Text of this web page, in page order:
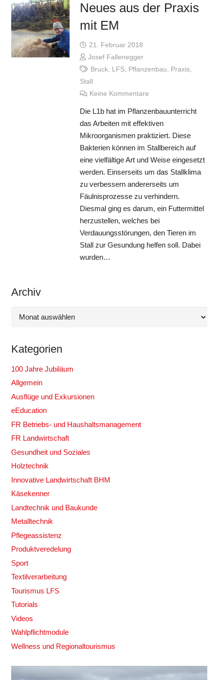
Neues aus der Praxis
mit EM
21. Februar 2018
Josef Fallenegger
Bruck, LFS, Pflanzenbau, Praxis,
Stall
Keine Kommentare
Die L1b hat im Pflanzenbauunterricht
das Arbeiten mit effektiven
Mikroorganismen praktiziert. Diese
Bakterien können im Stallbereich auf
eine vielfältige Art und Weise eingesetzt
werden. Einserseits um das Stallklima
zu verbessern andererseits um
Fäulnisprozesse zu verhindern.
Diesmal ging es darum, ein Futtermittel
herzustellen, welches bei
Verdauungsstörungen, den Tieren im
Stall zur Gesundung helfen soll. Dabei
wurden…
Archiv
Archiv
Kategorien
100 Jahre Jubiläum
Allgemein
Ausflüge und Exkursionen
eEducation
FR Betriebs- und Haushaltsmanagement
FR Landwirtschaft
Gesundheit und Soziales
Holztechnik
Innovative Landwirtschaft BHM
Käsekenner
Landtechnik und Baukunde
Metalltechnik
Pflegeassistenz
Produktveredelung
Sport
Textilverarbeitung
Tourismus LFS
Tutorials
Videos
Wahlpflichtmodule
Wellness und Regionaltourismus